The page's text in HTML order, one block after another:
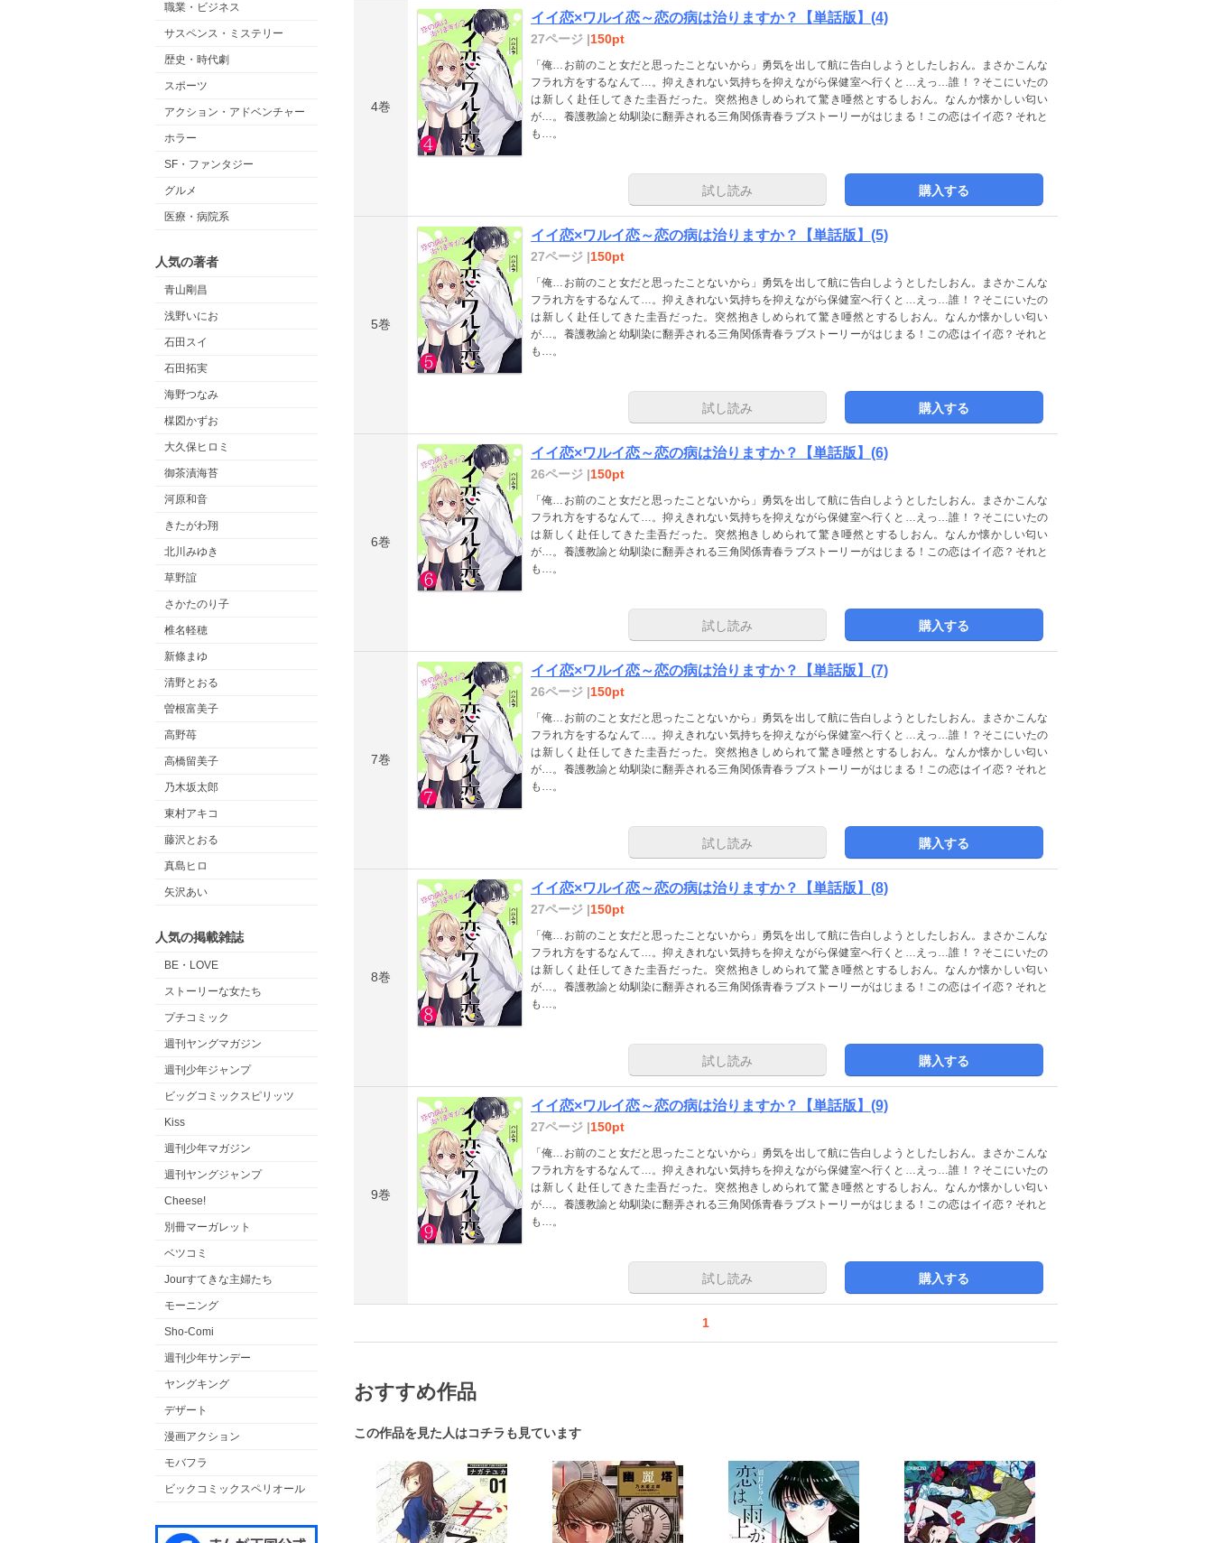
職業・ビジネス
サスペンス・ミステリー
歴史・時代劇
スポーツ
アクション・アドベンチャー
ホラー
SF・ファンタジー
グルメ
医療・病院系
人気の著者
青山剛昌
浅野いにお
石田スイ
石田拓実
海野つなみ
楳図かずお
大久保ヒロミ
御茶漬海苔
河原和音
きたがわ翔
北川みゆき
草野誼
さかたのり子
椎名軽穂
新條まゆ
清野とおる
曽根富美子
高野苺
高橋留美子
乃木坂太郎
東村アキコ
藤沢とおる
真島ヒロ
矢沢あい
人気の掲載雑誌
BE・LOVE
ストーリーな女たち
プチコミック
週刊ヤングマガジン
週刊少年ジャンプ
ビッグコミックスピリッツ
Kiss
週刊少年マガジン
週刊ヤングジャンプ
Cheese!
別冊マーガレット
ベツコミ
Jourすてきな主婦たち
モーニング
Sho-Comi
週刊少年サンデー
ヤングキング
デザート
漫画アクション
モバフラ
ビックコミックスペリオール
4巻
イイ恋×ワルイ恋～恋の病は治りますか？【単話版】(4)
27ページ |150pt
「俺…お前のこと女だと思ったことないから」勇気を出して航に告白しようとしたしおん。まさかこんな
フラれ方をするなんて…。抑えきれない気持ちを抑えながら保健室へ行くと…えっ…誰！？そこにいたの
は新しく赴任してきた圭吾だった。突然抱きしめられて驚き唖然とするしおん。なんか懐かしい匂い
が…。養護教諭と幼馴染に翻弄される三角関係青春ラブストーリーがはじまる！この恋はイイ恋？それと
も…。
試し読み 購入する
5巻
イイ恋×ワルイ恋～恋の病は治りますか？【単話版】(5)
27ページ |150pt
「俺…お前のこと女だと思ったことないから」勇気を出して航に告白しようとしたしおん。まさかこんな
フラれ方をするなんて…。抑えきれない気持ちを抑えながら保健室へ行くと…えっ…誰！？そこにいたの
は新しく赴任してきた圭吾だった。突然抱きしめられて驚き唖然とするしおん。なんか懐かしい匂い
が…。養護教諭と幼馴染に翻弄される三角関係青春ラブストーリーがはじまる！この恋はイイ恋？それと
も…。
試し読み 購入する
6巻
イイ恋×ワルイ恋～恋の病は治りますか？【単話版】(6)
26ページ |150pt
「俺…お前のこと女だと思ったことないから」勇気を出して航に告白しようとしたしおん。まさかこんな
フラれ方をするなんて…。抑えきれない気持ちを抑えながら保健室へ行くと…えっ…誰！？そこにいたの
は新しく赴任してきた圭吾だった。突然抱きしめられて驚き唖然とするしおん。なんか懐かしい匂い
が…。養護教諭と幼馴染に翻弄される三角関係青春ラブストーリーがはじまる！この恋はイイ恋？それと
も…。
試し読み 購入する
7巻
イイ恋×ワルイ恋～恋の病は治りますか？【単話版】(7)
26ページ |150pt
「俺…お前のこと女だと思ったことないから」勇気を出して航に告白しようとしたしおん。まさかこんな
フラれ方をするなんて…。抑えきれない気持ちを抑えながら保健室へ行くと…えっ…誰！？そこにいたの
は新しく赴任してきた圭吾だった。突然抱きしめられて驚き唖然とするしおん。なんか懐かしい匂い
が…。養護教諭と幼馴染に翻弄される三角関係青春ラブストーリーがはじまる！この恋はイイ恋？それと
も…。
試し読み 購入する
8巻
イイ恋×ワルイ恋～恋の病は治りますか？【単話版】(8)
27ページ |150pt
「俺…お前のこと女だと思ったことないから」勇気を出して航に告白しようとしたしおん。まさかこんな
フラれ方をするなんて…。抑えきれない気持ちを抑えながら保健室へ行くと…えっ…誰！？そこにいたの
は新しく赴任してきた圭吾だった。突然抱きしめられて驚き唖然とするしおん。なんか懐かしい匂い
が…。養護教諭と幼馴染に翻弄される三角関係青春ラブストーリーがはじまる！この恋はイイ恋？それと
も…。
試し読み 購入する
9巻
イイ恋×ワルイ恋～恋の病は治りますか？【単話版】(9)
27ページ |150pt
「俺…お前のこと女だと思ったことないから」勇気を出して航に告白しようとしたしおん。まさかこんな
フラれ方をするなんて…。抑えきれない気持ちを抑えながら保健室へ行くと…えっ…誰！？そこにいたの
は新しく赴任してきた圭吾だった。突然抱きしめられて驚き唖然とするしおん。なんか懐かしい匂い
が…。養護教諭と幼馴染に翻弄される三角関係青春ラブストーリーがはじまる！この恋はイイ恋？それと
も…。
試し読み 購入する
1
おすすめ作品
この作品を見た人はコチラも見ています